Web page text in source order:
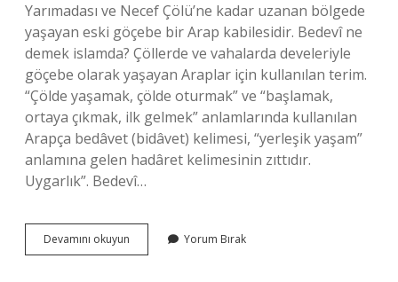
Yarımadası ve Necef Çölü’ne kadar uzanan bölgede
yaşayan eski göçebe bir Arap kabilesidir. Bedevî ne
demek islamda? Çöllerde ve vahalarda develeriyle
göçebe olarak yaşayan Araplar için kullanılan terim.
“Çölde yaşamak, çölde oturmak” ve “başlamak,
ortaya çıkmak, ilk gelmek” anlamlarında kullanılan
Arapça bedâvet (bidâvet) kelimesi, “yerleşik yaşam”
anlamına gelen hadâret kelimesinin zıttıdır.
Uygarlık”. Bedevî…
Devamını okuyun
Ve
Yorum Bırak